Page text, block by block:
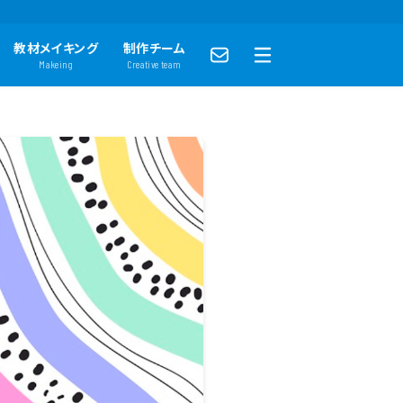
教材メイキング
Makeing
制作チーム
Creative team